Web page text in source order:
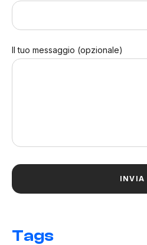
Il tuo messaggio (opzionale)
Tags